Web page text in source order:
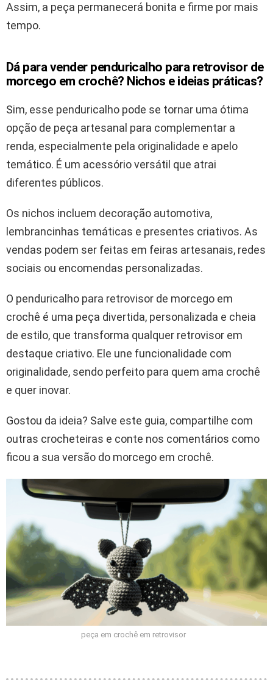
Assim, a peça permanecerá bonita e firme por mais
tempo.
Dá para vender penduricalho para retrovisor de
morcego em crochê? Nichos e ideias práticas?
Sim, esse penduricalho pode se tornar uma ótima
opção de peça artesanal para complementar a
renda, especialmente pela originalidade e apelo
temático. É um acessório versátil que atrai
diferentes públicos.
Os nichos incluem decoração automotiva,
lembrancinhas temáticas e presentes criativos. As
vendas podem ser feitas em feiras artesanais, redes
sociais ou encomendas personalizadas.
O penduricalho para retrovisor de morcego em
crochê é uma peça divertida, personalizada e cheia
de estilo, que transforma qualquer retrovisor em
destaque criativo. Ele une funcionalidade com
originalidade, sendo perfeito para quem ama crochê
e quer inovar.
Gostou da ideia? Salve este guia, compartilhe com
outras crocheteiras e conte nos comentários como
ficou a sua versão do morcego em crochê.
peça em crochê em retrovisor